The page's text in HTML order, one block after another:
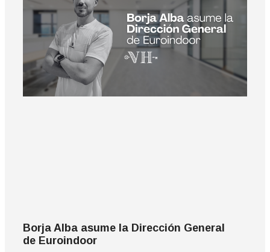
Borja Alba asume la Dirección General
de Euroindoor